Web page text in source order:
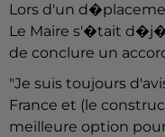
Lors d'un
Le Maire s'�tait
de conclure un
"Je suis toujours
France et (le
meilleure option